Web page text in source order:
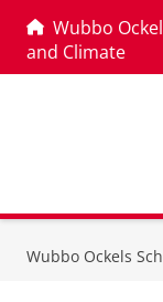
Wubbo
and Climate
Wubbo Ockels